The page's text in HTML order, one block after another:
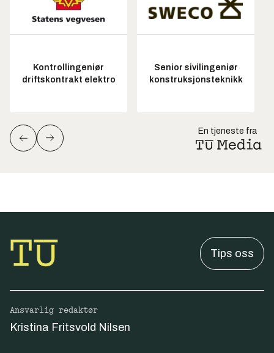
Kontrollingeniør
driftskontrakt elektro
Senior sivilingeniør
konstruksjonsteknikk
En tjeneste fra
Tips oss
Ansvarlig redaktør
Kristina Fritsvold Nilsen